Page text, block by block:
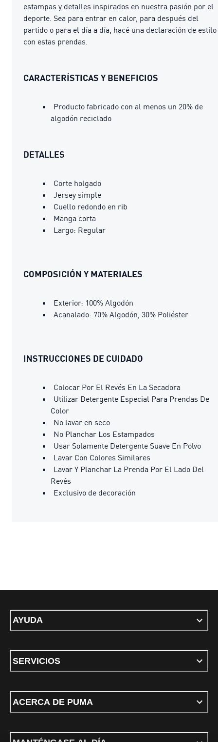
estampas y detalles inspirados en nuestra pasión por el
deporte. Sea para entrar en calor, para después del
partido o para el día a día, hacé una declaración de estilo
con estas prendas.
CARACTERÍSTICAS Y BENEFICIOS
Producto fabricado con al menos un 20% de
algodón reciclado
DETALLES
Corte holgado
Jersey simple
Cuello redondo en rib
Manga corta
Largo: Regular
COMPOSICIÓN Y MATERIALES
Exterior: 100% Algodón
Acanalado: 70% Algodón, 30% Poliéster
INSTRUCCIONES DE CUIDADO
Colocar Por El Revés En La Secadora
Utilizar Detergente Especial Para Prendas De
Color
No lavar en seco
No Planchar Los Estampados
Usar Solamente Detergente Suave En Polvo
Lavar Con Colores Similares
Lavar Y Planchar La Prenda Por El Lado Del
Revés
Exclusivo de decoración
AYUDA
SERVICIOS
ACERCA DE PUMA